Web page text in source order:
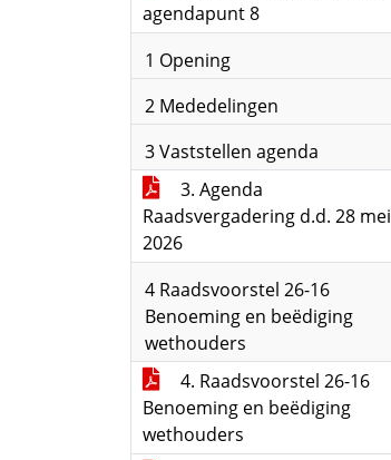
agendapunt 8
1 Opening
2 Mededelingen
3 Vaststellen agenda
3. Agenda
Raadsvergadering d.d. 28 mei
2026
4 Raadsvoorstel 26-16
Benoeming en beëdiging
wethouders
4. Raadsvoorstel 26-16
Benoeming en beëdiging
wethouders